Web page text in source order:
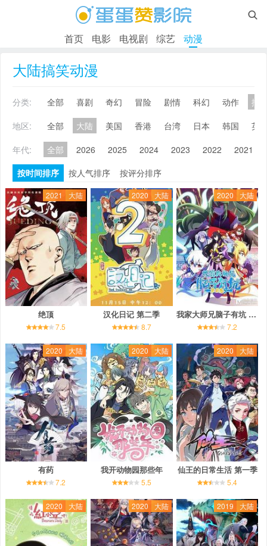

首页 电影 电视剧 综艺 动漫
大陆搞笑动漫
分类: 全部 喜剧 奇幻 冒险 剧情 科幻 动作
搞
地区:
全部 大陆 美国 香港 台湾 日本 韩国
英
年代:
全部 2026 2025 2024 2023 2022 2021
按时间排序
按人气排序 按评分排序
2021 大陆
绝顶
7.5
2020 大陆
汉化日记 第二季
8.7
2020 大陆
我家大师兄脑子有坑 第二季
7.2
2020 大陆
有药
7.2
2020 大陆
我开动物园那些年
5.5
2020 大陆
仙王的日常生活 第一季
5.4
2020 大陆 2020 大陆 2019 大陆